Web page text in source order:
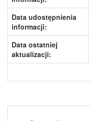
Data udostępnienia
informacji:
Data ostatniej
aktualizacji: